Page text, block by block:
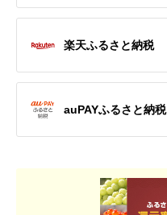
楽天ふるさと納税
auPAYふるさと納税